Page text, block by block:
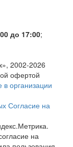
до 17:00;
2002-2026
офертой
организации
Согласие на
на